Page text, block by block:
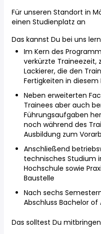
Für unseren Standort in
einen Studienplatz an
Das kannst Du bei uns
Im Kern des
verkürzte Traineezeit,
Lackierer, die den
Fertigkeiten in
Neben erweiterten
Trainees aber auch
Führungsaufgaben
noch während des
Ausbildung zum
Anschließend
technisches Studium
Hochschule sowie
Baustelle
Nach sechs
Abschluss Bachelor of
Das solltest Du mitbringen